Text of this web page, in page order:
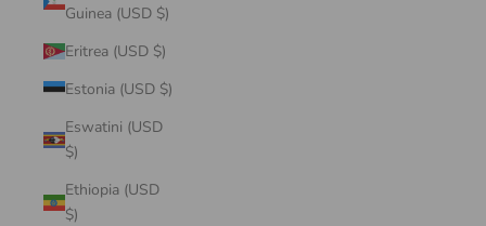
Guinea (USD $)
Eritrea (USD $)
Estonia (USD $)
Eswatini (USD
$)
Ethiopia (USD
$)